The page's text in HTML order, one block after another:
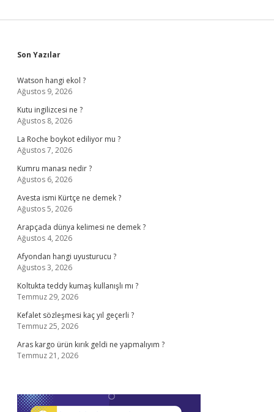
Sidebar
Son Yazılar
Watson hangi ekol ?
Ağustos 9, 2026
Kutu ingilizcesi ne ?
Ağustos 8, 2026
La Roche boykot ediliyor mu ?
Ağustos 7, 2026
Kumru manası nedir ?
Ağustos 6, 2026
Avesta ismi Kürtçe ne demek ?
Ağustos 5, 2026
Arapçada dünya kelimesi ne demek ?
Ağustos 4, 2026
Afyondan hangi uyusturucu ?
Ağustos 3, 2026
Koltukta teddy kumaş kullanışlı mı ?
Temmuz 29, 2026
Kefalet sözleşmesi kaç yıl geçerli ?
Temmuz 25, 2026
Aras kargo ürün kırık geldi ne yapmalıyım ?
Temmuz 21, 2026